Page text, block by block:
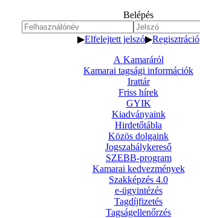
Belépés
▶Elfelejtett jelszó▶Regisztráció
A Kamaráról
Kamarai tagsági információk
Irattár
Friss hírek
GYIK
Kiadványaink
Hirdetőtábla
Közös dolgaink
Jogszabálykereső
SZEBB-program
Kamarai kedvezmények
Szakképzés 4.0
e-ügyintézés
Tagdíjfizetés
Tagságellenőrzés